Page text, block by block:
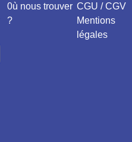
0ù nous trouver
?
CGU / CGV
Mentions
légales